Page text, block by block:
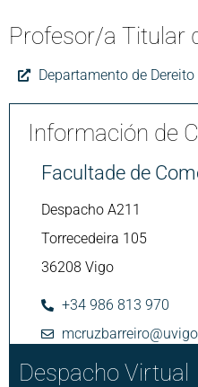
Profesor/a Titular
Departamento de
Información de
Facultade de
Despacho A211
Torrecedeira 105
36208 Vigo
+34 986 813 970
Despacho Virtual